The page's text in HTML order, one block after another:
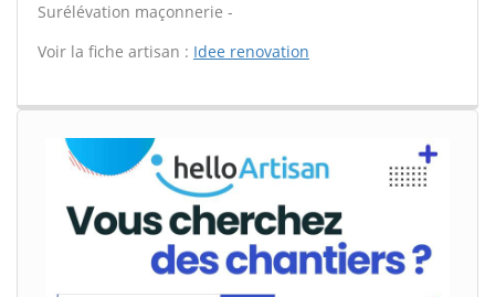
Surélévation maçonnerie -
Voir la fiche artisan : Idee renovation